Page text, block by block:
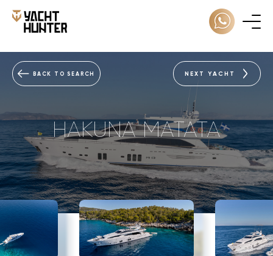
BACK TO SEARCH NEXT YACHT
HAKUNA MATATA